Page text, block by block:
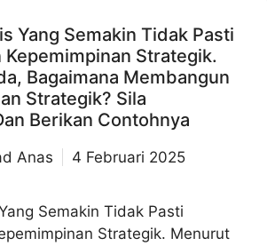
Yang Semakin Tidak Pasti
Strategik.
Bagaimana Membangun
Strategik? Sila
Berikan Contohnya
Anas 4 Februari 2025
Semakin Tidak Pasti
Strategik. Menurut